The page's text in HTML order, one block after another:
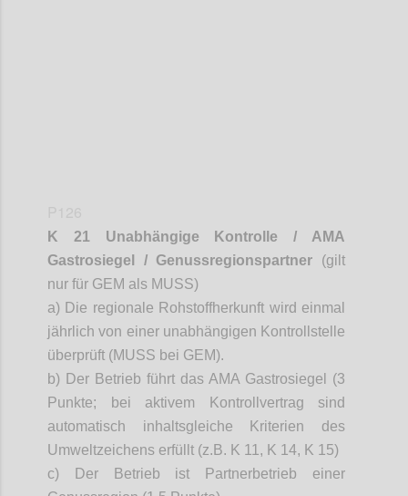
K 21 Unabhängige Kontrolle / AMA
Gastrosiegel
/ Genussregionspartner (gilt
nur für GEM als MUSS)
a) Die regionale Rohstoffherkunft wird einmal
jährlich von einer unabhängigen Kontrollstelle
überprüft (MUSS bei GEM).
b) Der Betrieb führt das AMA Gastrosiegel
(3
Punkte; bei aktivem Kontrollvertrag sind
automatisch inhaltsgleiche Kriterien des
Umweltzeichens erfüllt (z.B. K 11, K 14, K 15)
c) Der Betrieb ist Partnerbetrieb einer